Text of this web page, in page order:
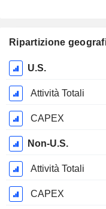
Ripartizione
Periodo
Fiscale:
Gennaio
U.S.
Attività Totali
CAPEX
Non-U.S.
Attività Totali
CAPEX